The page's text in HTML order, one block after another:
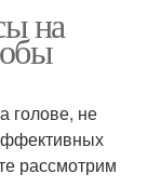
на
голове, не
рассмотрим